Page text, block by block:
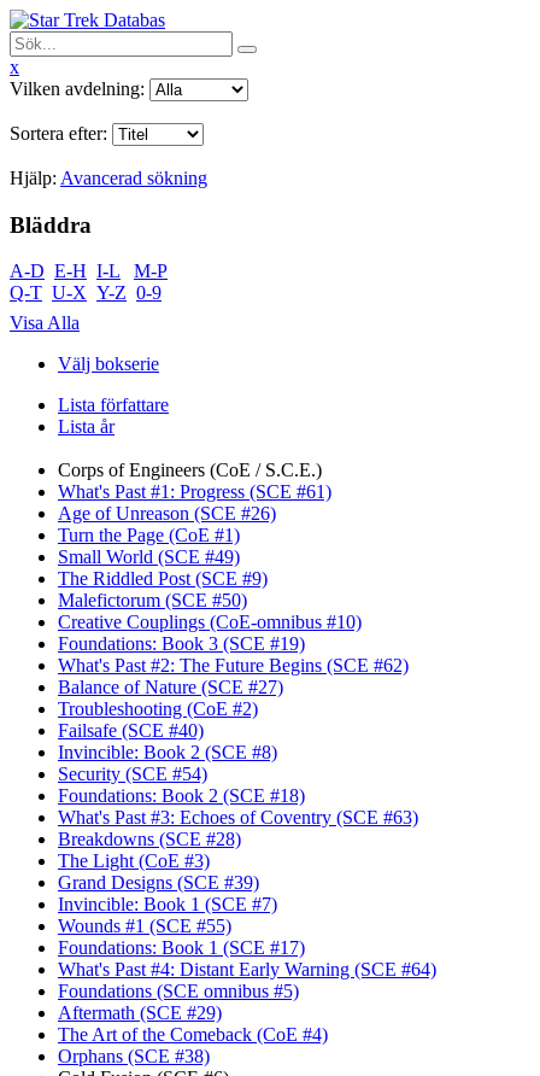
x
Vilken avdelning:
Sortera efter:
Hjälp: Avancerad sökning
Bläddra
A-D E-H I-L
M-P
Q-T U-X Y-Z 0-9
Visa Alla
Välj bokserie
Lista författare
Lista år
Corps of Engineers (CoE / S.C.E.)
What's Past #1: Progress (SCE #61)
Age of Unreason (SCE #26)
Turn the Page (CoE #1)
Small World (SCE #49)
The Riddled Post (SCE #9)
Malefictorum (SCE #50)
Creative Couplings (CoE-omnibus #10)
Foundations: Book 3 (SCE #19)
What's Past #2: The Future Begins (SCE #62)
Balance of Nature (SCE #27)
Troubleshooting (CoE #2)
Failsafe (SCE #40)
Invincible: Book 2 (SCE #8)
Security (SCE #54)
Foundations: Book 2 (SCE #18)
What's Past #3: Echoes of Coventry (SCE #63)
Breakdowns (SCE #28)
The Light (CoE #3)
Grand Designs (SCE #39)
Invincible: Book 1 (SCE #7)
Wounds #1 (SCE #55)
Foundations: Book 1 (SCE #17)
What's Past #4: Distant Early Warning (SCE #64)
Foundations (SCE omnibus #5)
Aftermath (SCE #29)
The Art of the Comeback (CoE #4)
Orphans (SCE #38)